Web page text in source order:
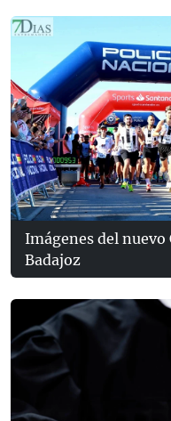
Imágenes del nuevo
Badajoz